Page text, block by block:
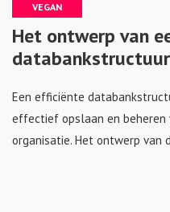
VEGAN
Het ontwerp van
databankstructuur
Een efficiënte
effectief opslaan en beheren
organisatie. Het ontwerp van